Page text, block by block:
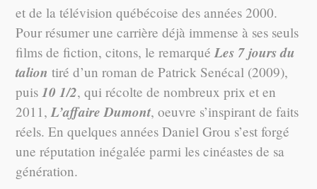
et de la télévision québécoise des années 2000.
Pour résumer une carrière déjà immense à ses seuls
films de fiction, citons, le remarquéLes 7 jours du
talion tiré d’un roman de Patrick Senécal (2009),
puis10 1/2, qui récolte de nombreux prix et en
2011,L’affaire Dumont, oeuvre s’inspirant de faits
réels. En quelques années Daniel Grou s’est forgé
une réputation inégalée parmi les cinéastes de sa
génération.